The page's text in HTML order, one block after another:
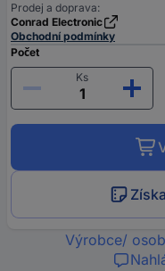
Prodej a doprava:
Conrad Electronic
Obchodní podmínky
Počet
Ks
Výrobce/